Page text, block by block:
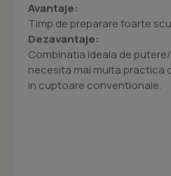
Avantaje:
Timp de preparare foarte
Dezavantaje:
Combinatia ideala de
necesita mai multa practica
in cuptoare conventionale.